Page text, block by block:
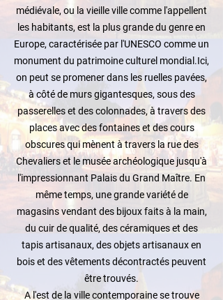
médiévale, ou la vieille ville comme l'appellent
les habitants, est la plus grande du genre en
Europe, caractérisée par l'UNESCO comme un
monument du patrimoine culturel mondial.Ici,
on peut se promener dans les ruelles pavées,
à côté de murs gigantesques, sous des
passerelles et des colonnades, à travers des
places avec des fontaines et des cours
obscures qui mènent à travers la rue des
Chevaliers et le musée archéologique jusqu'à
l'impressionnant Palais du Grand Maître. En
même temps, une grande variété de
magasins vendant des bijoux faits à la main,
du cuir de qualité, des céramiques et des
tapis artisanaux, des objets artisanaux en
bois et des vêtements décontractés peuvent
être trouvés.
A l'est de la ville contemporaine se trouve